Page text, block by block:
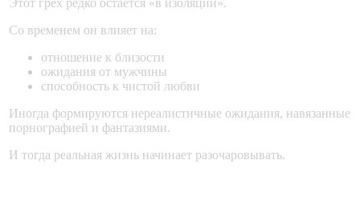
Этот грех редко остаётся «в изоляции».
Со временем он влияет на:
отношение к близости
ожидания от мужчины
способность к чистой любви
Иногда формируются нереалистичные ожидания, навязанные
порнографией и фантазиями.
И тогда реальная жизнь начинает разочаровывать.